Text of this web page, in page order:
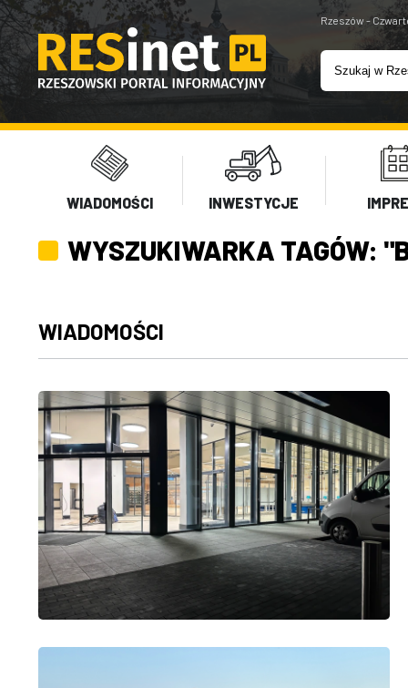
Rzeszów -
WIADOMOŚCI INWESTYCJE
WYSZUKIWARKA TAGÓW:
WIADOMOŚCI